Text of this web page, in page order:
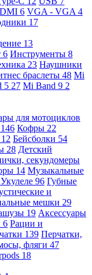
6 VGA - VGA 4
17
13
6 Инструменты 8
23 Наушники
браслеты 48 Mi
5 27 Mi Band 9 2
для мотоциклов
146 Кофры 22
12 Бейсболки 54
28 Детский
секундомеры
14 Музыкальные
96 Губные
и
мешки 29
19 Аксессуары
6 Рации и
139 Перчатки,
фляги 47
18